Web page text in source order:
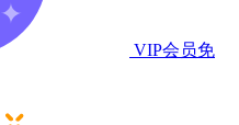
VIP会员免